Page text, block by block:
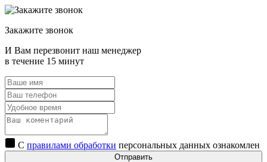
Закажите звонок
И Вам перезвонит наш менеджер
в течение 15 минут
С правилами обработки персональных данных ознакомлен
Отправить